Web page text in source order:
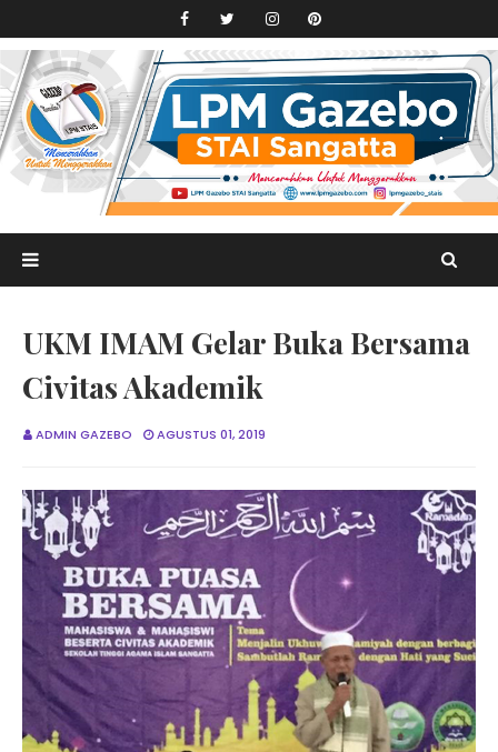
UKM IMAM Gelar Buka Bersama
Civitas Akademik
ADMIN GAZEBO AGUSTUS 01, 2019